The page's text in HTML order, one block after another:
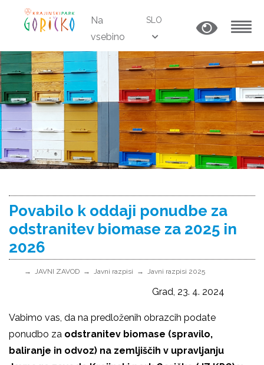
Na
vsebino
SLO
Povabilo k oddaji ponudbe za
odstranitev biomase za 2025 in
2026
JAVNI ZAVOD Javni razpisi Javni razpisi 2025
Grad, 23. 4. 2024
Vabimo vas, da na predloženih obrazcih podate
ponudbo za odstranitev biomase (spravilo,
baliranje in odvoz) na zemljiščih v upravljanju